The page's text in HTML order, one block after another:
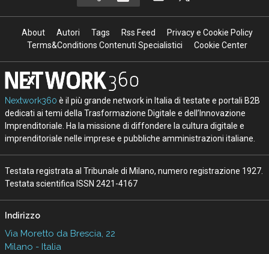
About Autori Tags Rss Feed
Privacy e Cookie Policy
Terms&Conditions Contenuti Specialistici
Cookie Center
Nextwork360 è il più grande network in Italia di testate e portali B2B
dedicati ai temi della Trasformazione Digitale e dell’Innovazione
Imprenditoriale. Ha la missione di diffondere la cultura digitale e
imprenditoriale nelle imprese e pubbliche amministrazioni italiane.
Testata registrata al Tribunale di Milano, numero registrazione 1927.
Testata scientifica ISSN 2421-4167
Indirizzo
Via Moretto da Brescia, 22
Milano - Italia